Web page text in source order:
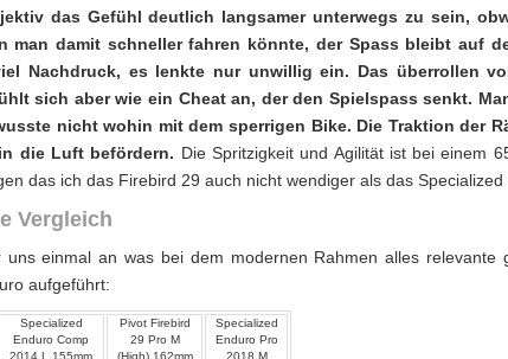
das Gefühl deutlich langsamer unterwegs zu sein,
man damit schneller fahren könnte, der Spass bleibt auf
Nachdruck, es lenkte nur unwillig ein. Das überrollen
sich aber wie ein Cheat an, der den Spielspass senkt.
nicht wohin mit dem sperrigen Bike. Die Traktion der
die Luft befördern. Die Spritzigkeit und Agilität ist bei einem
das ich das Firebird 29 auch nicht wendiger als das
Vergleich
uns einmal an was bei dem modernen Rahmen alles relevante
aufgeführt:
Specialized
Enduro Comp
2014 L 155mm
Pivot Firebird
29 Pro M
(High) 162mm
Specialized
Enduro Pro
2018 M